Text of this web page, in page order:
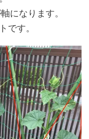
になります。
です。